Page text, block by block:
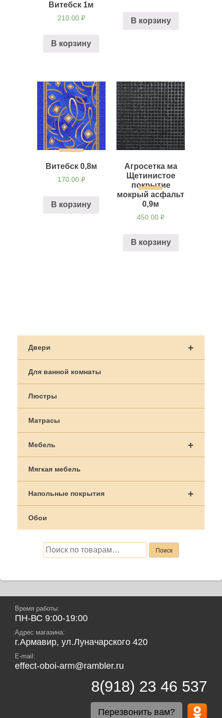
Витебск 1м
210.00 ₽
В корзину
В корзину
Витебск 0,8м
170.00 ₽
В корзину
Агросетка ма
Щетинистое
покрытие
мокрый асфальт
0,9м
450.00₽
В корзину
по
записям
+
Двери
Для ванной комнаты
Люстры
Матрасы
+
Мебель
Мягкая мебель
+
Напольные покрытия
Обои
Искать: Поиск
Время работы:
ПН-ВС 9:00-19:00
Адрес магазина:
г.Армавир, ул.Луначарского 420
E-mail:
effect-oboi-arm@rambler.ru
8(918) 23 46 537
Перезвонить вам?